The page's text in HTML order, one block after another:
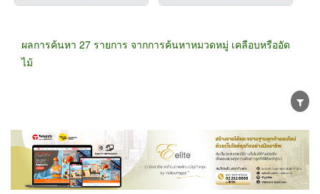
ผลการค้นหา 27 รายการ จากการค้นหาหมวดหมู่ เคลือบหรืออัด
ไม้
ขายส่ง ขายปลีก ผู้ผลิต
ตัวแทนจัดจำหน่าย
ผู้ส่งออก/นำเข้า
ธุรกิจบริการ